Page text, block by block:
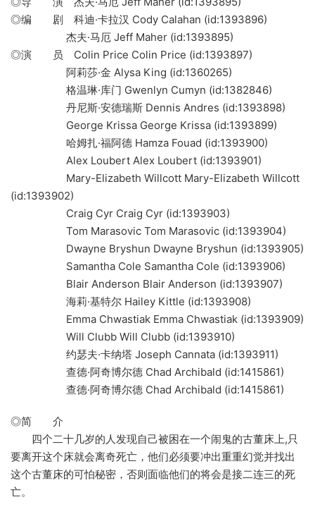
◎编 剧 科迪·卡拉汉 Cody Calahan (id:1393896)
杰夫·马厄 Jeff Maher (id:1393895)
◎演 员 Colin Price Colin Price (id:1393897)
阿莉莎·金 Alysa King (id:1360265)
格温琳·库门 Gwenlyn Cumyn (id:1382846)
丹尼斯·安德瑞斯 Dennis Andres (id:1393898)
George Krissa George Krissa (id:1393899)
哈姆扎·福阿德 Hamza Fouad (id:1393900)
Alex Loubert Alex Loubert (id:1393901)
Mary-Elizabeth Willcott Mary-Elizabeth Willcott
(id:1393902)
Craig Cyr Craig Cyr (id:1393903)
Tom Marasovic Tom Marasovic (id:1393904)
Dwayne Bryshun Dwayne Bryshun (id:1393905)
Samantha Cole Samantha Cole (id:1393906)
Blair Anderson Blair Anderson (id:1393907)
海莉·基特尔 Hailey Kittle (id:1393908)
Emma Chwastiak Emma Chwastiak (id:1393909)
Will Clubb Will Clubb (id:1393910)
约瑟夫·卡纳塔 Joseph Cannata (id:1393911)
查德·阿奇博尔德 Chad Archibald (id:1415861)
查德·阿奇博尔德 Chad Archibald (id:1415861)
◎简 介
四个二十几岁的人发现自己被困在一个闹鬼的古董床上,只
要离开这个床就会离奇死亡，他们必须要冲出重重幻觉并找出
这个古董床的可怕秘密，否则面临他们的将会是接二连三的死
亡。